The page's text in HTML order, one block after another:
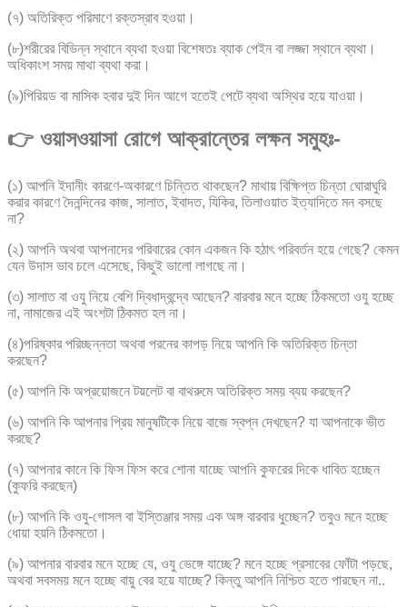
(৭) অতিরিক্ত পরিমাণে রক্তস্রাব হ‌ওয়া।
(৮)শরীরের বিভিন্ন স্থানে ব্যথা হওয়া বিশেষতঃ ব্যাক পেইন বা লজ্জা স্থানে ব্যথা।
অধিকাংশ সময় মাথা ব্যথা করা।
(৯)পিরিয়ড বা মাসিক হবার দুই দিন আগে হতেই পেটে ব্যথা অস্থির হয়ে যাওয়া।
👉 ওয়াসওয়াসা রোগে আক্রান্তের লক্ষন সমুহঃ-
(১) আপনি ইদানীং কারণে-অকারণে চিন্তিত থাকছেন? মাথায় বিক্ষিপ্ত চিন্তা ঘোরাঘুরি
করার কারণে দৈনন্দিনের কাজ, সালাত, ইবাদত, যিকির, তিলাওয়াত ইত্যাদিতে মন বসছে
না?
(২) আপনি অথবা আপনাদের পরিবারের কোন একজন কি হঠাৎ পরিবর্তন হয়ে গেছে? কেমন
যেন উদাস ভাব চলে এসেছে, কিছুই ভালো লাগছে না।
(৩) সালাত বা ওযু নিয়ে বেশি দ্বিধাদ্বন্দ্বে আছেন? বারবার মনে হচ্ছে ঠিকমতো ওযু হচ্ছে
না, নামাজের এই অংশটা ঠিকমত হল না।
(৪)পরিষ্কার পরিচ্ছন্নতা অথবা পরনের কাপড় নিয়ে আপনি কি অতিরিক্ত চিন্তা
করছেন?
(৫) আপনি কি অপ্রয়োজনে টয়লেট বা বাথরুমে অতিরিক্ত সময় ব্যয় করছেন?
(৬) আপনি কি আপনার প্রিয় মানুষটিকে নিয়ে বাজে স্বপ্ন দেখছেন? যা আপনাকে ভীত
করছে?
(৭) আপনার কানে কি ফিস ফিস করে শোনা যাচ্ছে আপনি কুফরের দিকে ধাবিত হচ্ছেন
(কুফরি করছেন)
(৮) আপনি কি ওযু-গোসল বা ইস্তিঞ্জার সময় এক অঙ্গ বারবার ধুচ্ছেন? তবুও মনে হচ্ছে
ধোয়া হয়নি ঠিকমতো।
(৯) আপনার বারবার মনে হচ্ছে যে, ওযু ভেঙ্গে যাচ্ছে? মনে হচ্ছে প্রসাবের ফোঁটা পড়ছে,
অথবা সবসময় মনে হচ্ছে বায়ু বের হয়ে যাচ্ছে? কিন্তু আপনি নিশ্চিত হতে পারছেন না..